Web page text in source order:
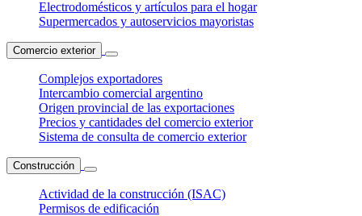
Electrodomésticos y artículos para el hogar
Supermercados y autoservicios mayoristas
Comercio exterior
Complejos exportadores
Intercambio comercial argentino
Origen provincial de las exportaciones
Precios y cantidades del comercio exterior
Sistema de consulta de comercio exterior
Construcción
Actividad de la construcción (ISAC)
Permisos de edificación